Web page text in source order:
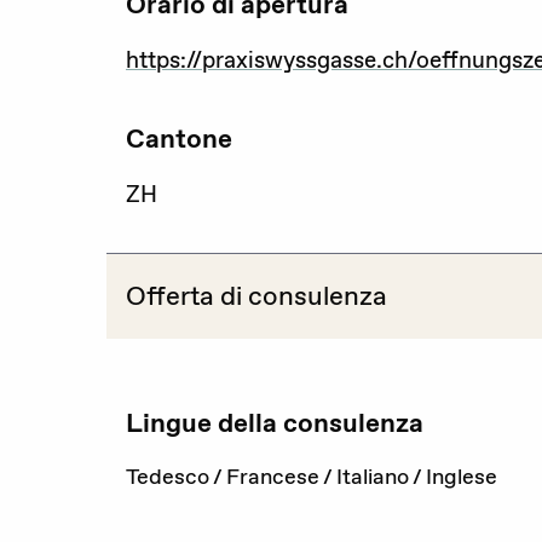
Portale offerte d’impiego
Area stampa
Rete giovani
Attività di rete
Consulenza
Emergenze
https://praxiswyssgasse.ch/
Cantone
ZH
Offerta di consulenza
Lingue della consulenza
Tedesco / Francese / Italiano / Inglese